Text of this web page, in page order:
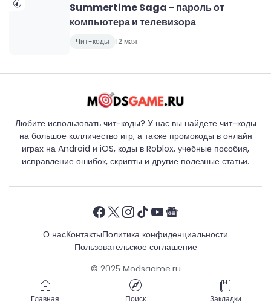
Summertime Saga - пароль от
компьютера и телевизора
Чит-коды 12 мая
Любите использовать чит-коды? У нас вы найдете чит-коды
на большое колличество игр, а также промокоды в онлайн
играх на Android и iOS, коды в Roblox, учебные пособия,
исправление ошибок, скрипты и другие полезные статьи.
О насКонтактыПолитика конфиденциальности
Пользовательское соглашение
© 2025 Modsgame.ru
Главная Поиск Закладки